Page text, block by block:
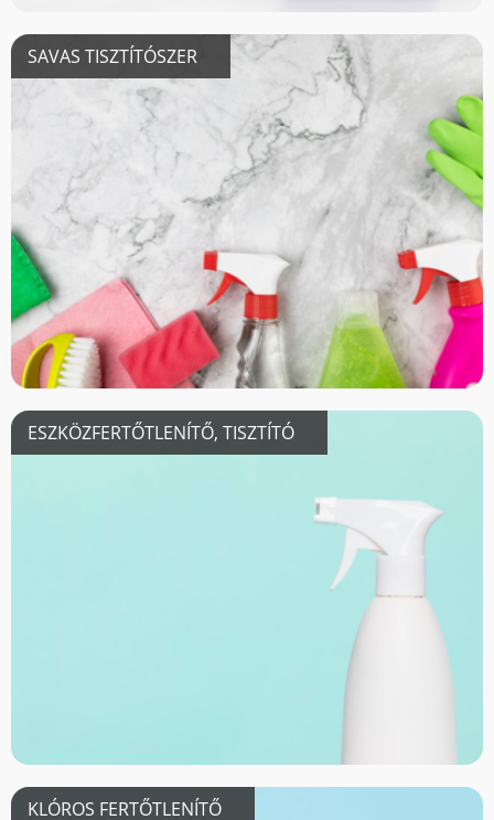
SAVAS TISZTÍTÓSZER
ESZKÖZFERTŐTLENÍTŐ, TISZTÍTÓ
KLÓROS FERTŐTLENÍTŐ